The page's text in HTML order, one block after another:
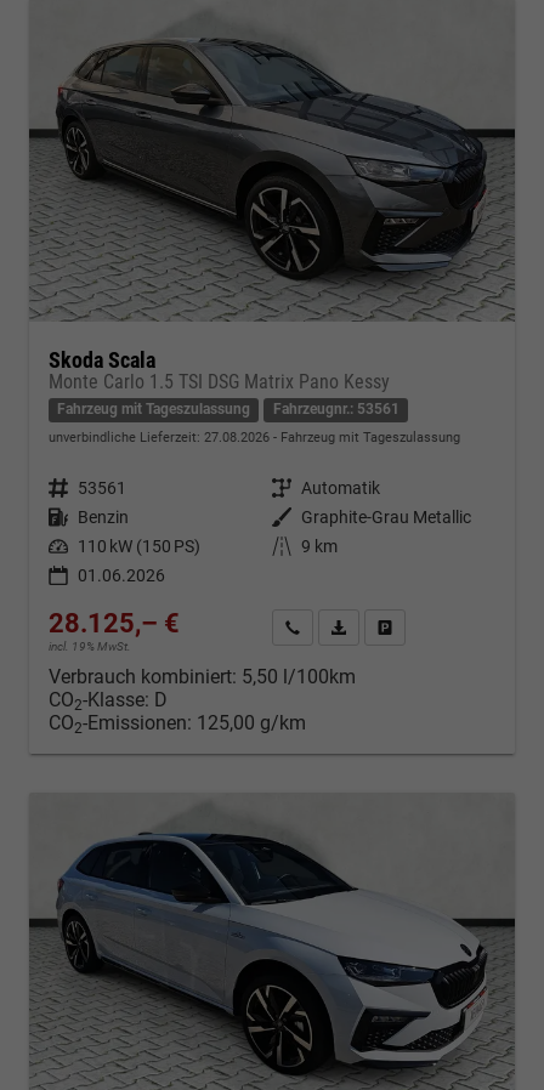
Skoda Scala
Monte Carlo 1.5 TSI DSG Matrix Pano Kessy
Fahrzeug mit Tageszulassung Fahrzeugnr.: 53561
unverbindliche Lieferzeit: 27.08.2026 Fahrzeug mit Tageszulassung
Fahrzeugnr. 53561 Getriebe Automatik
Kraftstoff Benzin Außenfarbe Graphite-Grau Metallic
Leistung 110 kW (150 PS) Kilometerstand 9 km
01.06.2026
28.125,– €
incl. 19% MwSt.
Kontakt & Angebot anfordern
PDF-Datei, Fahrzeugexposé
Verbrauch kombiniert: 5,50 l/100km
CO2-Klasse: D
CO2-Emissionen: 125,00 g/km